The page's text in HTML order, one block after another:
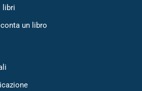
libri
un libro